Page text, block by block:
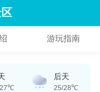
游玩指南
后天
25/28℃